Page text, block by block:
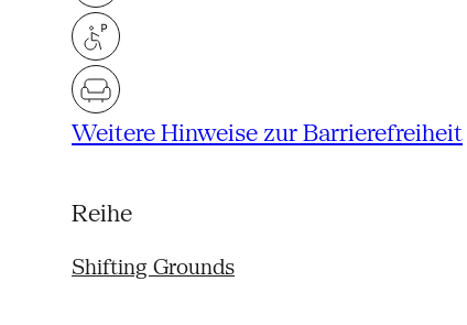
Weitere Hinweise zur Barrierefreiheit
Reihe
Shifting Grounds